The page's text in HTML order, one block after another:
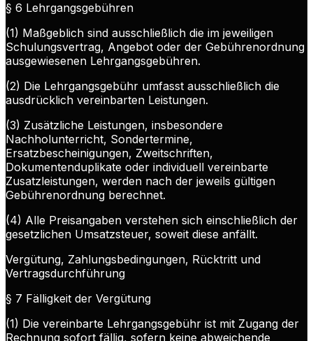
§ 6 Lehrgangsgebühren
(1) Maßgeblich sind ausschließlich die im jeweiligen
Schulungsvertrag, Angebot oder der Gebührenordnung
ausgewiesenen Lehrgangsgebühren.
(2) Die Lehrgangsgebühr umfasst ausschließlich die
ausdrücklich vereinbarten Leistungen.
(3) Zusätzliche Leistungen, insbesondere
Nachholunterricht, Sondertermine,
Ersatzbescheinigungen, Zweitschriften,
Dokumentenduplikate oder individuell vereinbarte
Zusatzleistungen, werden nach der jeweils gültigen
Gebührenordnung berechnet.
(4) Alle Preisangaben verstehen sich einschließlich der
gesetzlichen Umsatzsteuer, soweit diese anfällt.
Vergütung, Zahlungsbedingungen, Rücktritt und
Vertragsdurchführung
§ 7 Fälligkeit der Vergütung
(1) Die vereinbarte Lehrgangsgebühr ist mit Zugang der
Rechnung sofort fällig, sofern keine abweichende